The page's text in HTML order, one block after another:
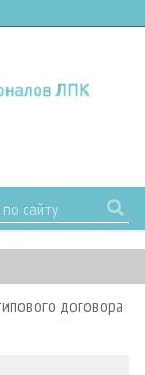
договора